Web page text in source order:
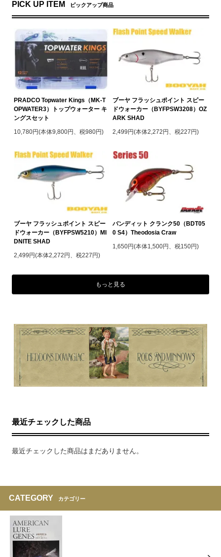
PICK UP ITEM ピックアップ商品
PRADCO Topwater Kings（MK-T
OPWATER3）トップウォーター キ
ングスセット
10,780円(本体9,800円、税980円)
ブーヤ フラッシュポイント スピー
ドウォーカー（BYFPSW3208）OZ
ARK SHAD
2,499円(本体2,272円、税227円)
ブーヤ フラッシュポイント スピー
ドウォーカー（BYFPSW5210）MI
DNITE SHAD
2,499円(本体2,272円、税227円)
バンディット クランク50（BDT05
0 S4）Theodosia Craw
1,650円(本体1,500円、税150円)
もっと見る
最近チェックした商品
最近チェックした商品はまだありません。
CATEGORY カテゴリー